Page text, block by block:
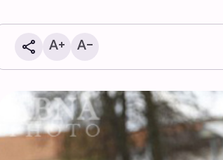
گزارش تصویری | برگزاری مراسم
عزاداری اربعین حسینی در کویته
پاکستان